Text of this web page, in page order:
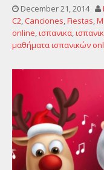
December 21, 2014
C2, Canciones,Fiestas,
online,ισπανικα,
μαθήματα ισπανικών